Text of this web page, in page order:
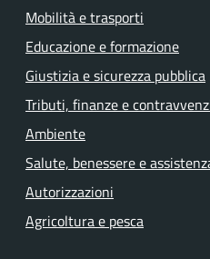
Mobilità e trasporti
Educazione e formazione
Giustizia e sicurezza pubblica
Tributi, finanze e
Ambiente
Salute, benessere e
Autorizzazioni
Agricoltura e pesca